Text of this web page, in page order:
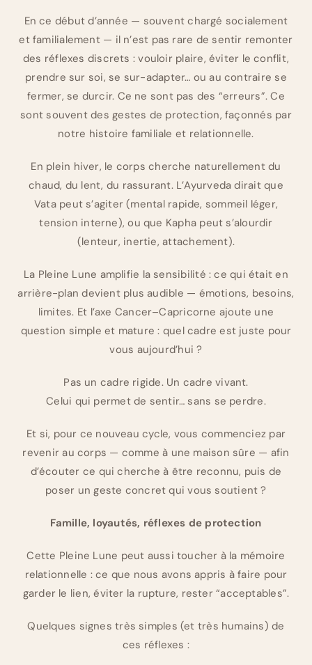
En ce début d’année — souvent chargé socialement
et familialement — il n’est pas rare de sentir remonter
des réflexes discrets : vouloir plaire, éviter le conflit,
prendre sur soi, se sur-adapter… ou au contraire se
fermer, se durcir. Ce ne sont pas des “erreurs”. Ce
sont souvent des gestes de protection, façonnés par
notre histoire familiale et relationnelle.
En plein hiver, le corps cherche naturellement du
chaud, du lent, du rassurant. L’Ayurveda dirait que
Vata peut s’agiter (mental rapide, sommeil léger,
tension interne), ou que Kapha peut s’alourdir
(lenteur, inertie, attachement).
La Pleine Lune amplifie la sensibilité : ce qui était en
arrière-plan devient plus audible — émotions, besoins,
limites. Et l’axe Cancer–Capricorne ajoute une
question simple et mature : quel cadre est juste pour
vous aujourd’hui ?
Pas un cadre rigide. Un cadre vivant.
Celui qui permet de sentir… sans se perdre.
Et si, pour ce nouveau cycle, vous commenciez par
revenir au corps — comme à une maison sûre — afin
d’écouter ce qui cherche à être reconnu, puis de
poser un geste concret qui vous soutient ?
Famille, loyautés, réflexes de protection
Cette Pleine Lune peut aussi toucher à la mémoire
relationnelle : ce que nous avons appris à faire pour
garder le lien, éviter la rupture, rester “acceptables”.
Quelques signes très simples (et très humains) de
ces réflexes :